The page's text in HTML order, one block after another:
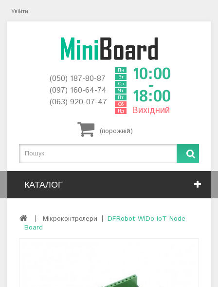
Увійти
(порожній)
(050) 187-80-87
(097) 160-64-74
(063) 920-07-47
Пн
Вт
Ср
Чт
Пт
Сб
Нд
10:00
-
18:00
Вихідний
КАТАЛОГ
Мікроконтролери
DFRobot WiDo IoT Node
Board